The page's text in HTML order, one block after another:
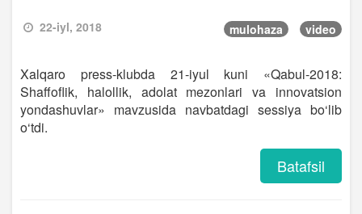
22-iyl, 2018 mulohaza video
Xalqaro press-klubda 21-iyul kuni «Qabul-2018:
Shaffoflik, halollik, adolat mezonlari va innovatsion
yondashuvlar» mavzusida navbatdagi sessiya bo‘lib
o‘tdi.
Batafsil